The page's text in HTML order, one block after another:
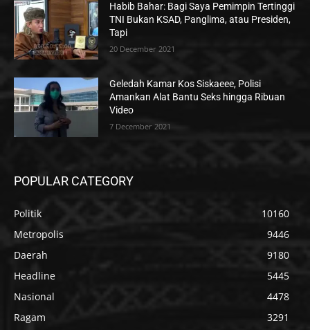
Habib Bahar: Bagi Saya Pemimpin Tertinggi
TNI Bukan KSAD, Panglima, atau Presiden,
Tapi
20 December 2021
Geledah Kamar Kos Siskaeee, Polisi
Amankan Alat Bantu Seks hingga Ribuan
Video
7 December 2021
POPULAR CATEGORY
Politik
10160
Metropolis
9446
Daerah
9180
Headline
5445
Nasional
4478
Ragam
3291